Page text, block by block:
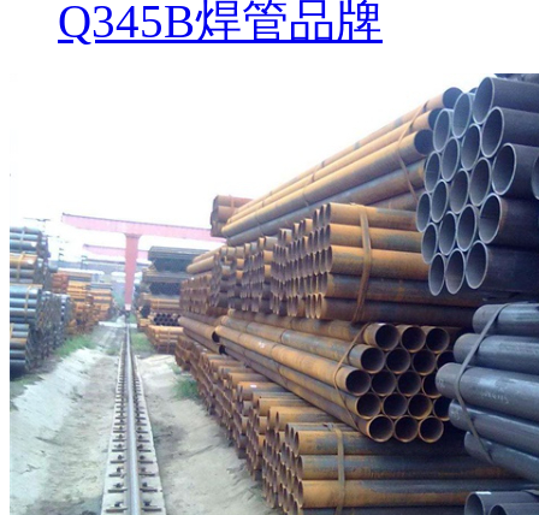
Q345B焊管品牌